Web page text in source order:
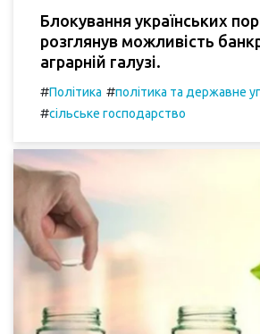
Блокування українських
розглянув можливість
аграрній галузі.
#Політика #політика та державне
#сільське господарство